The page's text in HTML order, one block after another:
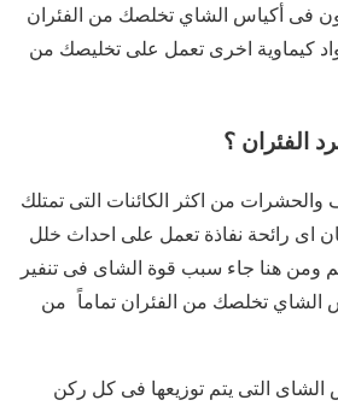
فى أكياس الشاي تخلصك من الفئران
كيماوية اخرى تعمل على تخليصك من
الفئران ؟
والحشرات من اكثر الكائنات التى تمتلك
اى رائحة نفاذة تعمل على احداث خلل
ومن هنا جاء سبب قوة الشاى فى تنفير
الشاي تخلصك من الفئران تماماً من
التى يتم توزيعها فى كل ركن